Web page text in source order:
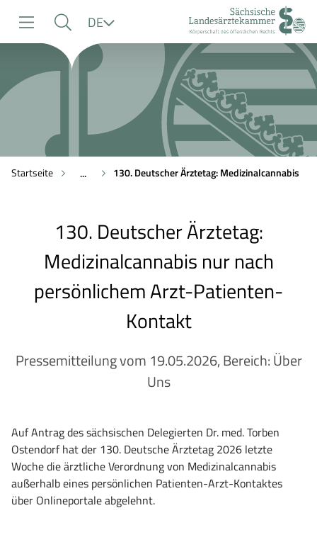
Navigation
Suche
Inhalt
DE
Startseite ... 130. Deutscher Ärztetag: Medizinalcannabis
130. Deutscher Ärztetag:
Medizinalcannabis nur nach
persönlichem Arzt-Patienten-
Kontakt
Pressemitteilung vom 19.05.2026, Bereich: Über
Uns
Auf Antrag des sächsischen Delegierten Dr. med. Torben
Ostendorf hat der 130. Deutsche Ärztetag 2026 letzte
Woche die ärztliche Verordnung von Medizinalcannabis
außerhalb eines persönlichen Patienten-Arzt-Kontaktes
über Onlineportale abgelehnt.